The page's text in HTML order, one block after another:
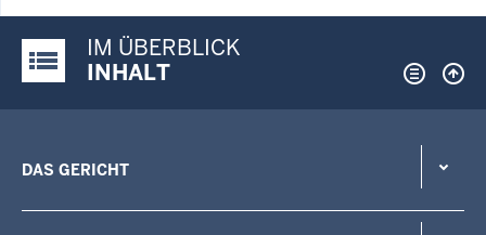
Justiz-Portal im Überblick:
IM ÜBERBLICK
INHALT
DAS GERICHT